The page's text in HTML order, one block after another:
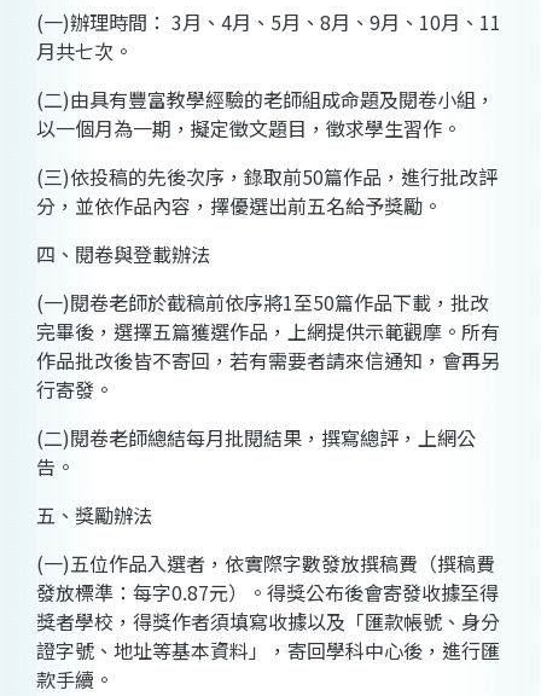
(一)辦理時間： 3月、 4月、 5月、 8月、 9月、 10月、 11
月共七次。
(二)由具有豐富教學經驗的老師組成命題及閱卷小組，
以一個月為一期，擬定徵文題目，徵求學生習作。
(三)依投稿的先後次序，錄取前50篇作品，進行批改評
分，並依作品內容，擇優選出前五名給予獎勵。
四、閱卷與登載辦法
(一)閱卷老師於截稿前依序將1至50篇作品下載，批改
完畢後 ，選擇五篇獲選作品，上網提供示範觀摩。所有
作品批改後皆不寄回，若有需要者請來信通知，會再另
行寄發。
(二)閱卷老師總結每月批閱結果，撰寫總評，上網公
告。
五、獎勵辦法
(一)五位作品入選者， 依實際字數發放撰稿費（撰稿費
發放標準：每字0.87元）。得獎公布後會寄發收據至得
獎者學校，得獎作者須填寫收據以及「匯款帳號、身分
證字號、地址等基本資料」，寄回學科中心後，進行匯
款手續。